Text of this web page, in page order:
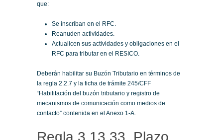
que:
Se inscriban en el RFC.
Reanuden actividades.
Actualicen sus actividades y obligaciones en el
RFC para tributar en el RESICO.
Deberán habilitar su Buzón Tributario en términos de
la regla 2.2.7 y la ficha de trámite 245/CFF
“Habilitación del buzón tributario y registro de
mecanismos de comunicación como medios de
contacto” contenida en el Anexo 1-A.
Regla 3.13.33. Plazo